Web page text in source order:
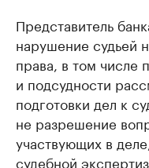
Представитель
нарушение судьей
права, в том числе
и подсудности
подготовки дел к
не разрешение
участвующих в
судебной